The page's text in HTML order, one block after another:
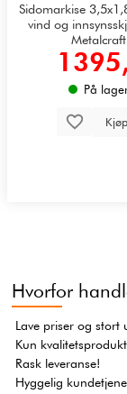
Sidomarkise
vind og
Metalcraft
På
Hvorfor
Lave priser og stort
Kun
Rask leveranse!
Hyggelig